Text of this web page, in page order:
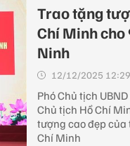
Trao tặng
Chí Minh cho
Ninh
12/12/2025
Phó Chủ tịch
Chủ tịch Hồ Chí
tượng cao đẹp của
Chí Minh